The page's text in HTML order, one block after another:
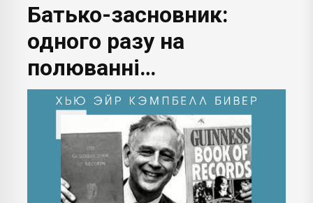
Батько-засновник:
одного разу на
полюванні…